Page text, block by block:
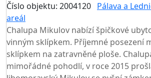
Číslo objektu: 2004120 Pálava a
areál
Chalupa Mikulov nabízí špičkové
vinným sklípkem. Příjemné posezení
sklípkem na zatravněné ploše.
mimořádné pohodlí, v roce 2015